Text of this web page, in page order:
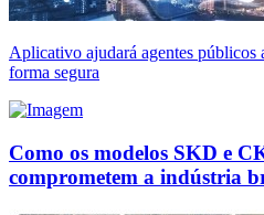
Aplicativo ajudará agentes públicos
forma segura
Como os modelos SKD e
comprometem a indústria